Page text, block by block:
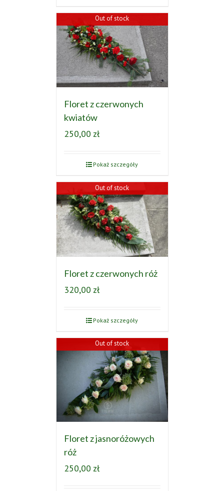
Out of stock
Floret z czerwonych
kwiatów
250,00 zł
Pokaż szczegóły
Out of stock
Floret z czerwonych róż
320,00 zł
Pokaż szczegóły
Out of stock
Floret z jasnoróżowych
róż
250,00 zł